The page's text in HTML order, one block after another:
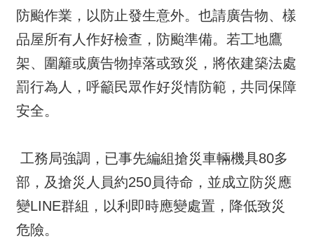
防颱作業，以防止發生意外。也請廣告物、樣
品屋所有人作好檢查，防颱準備。若工地鷹
架、圍籬或廣告物掉落或致災，將依建築法處
罰行為人，呼籲民眾作好災情防範，共同保障
安全。
工務局強調，已事先編組搶災車輛機具80多
部，及搶災人員約250員待命，並成立防災應
變LINE群組，以利即時應變處置，降低致災
危險。